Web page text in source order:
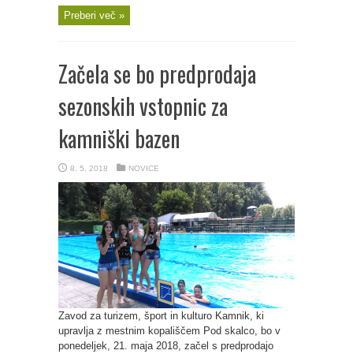
Preberi več »
Začela se bo predprodaja
sezonskih vstopnic za
kamniški bazen
8. 5. 2018 NOVICE
Zavod za turizem, šport in kulturo Kamnik, ki
upravlja z mestnim kopališčem Pod skalco, bo v
ponedeljek, 21. maja 2018, začel s predprodajo